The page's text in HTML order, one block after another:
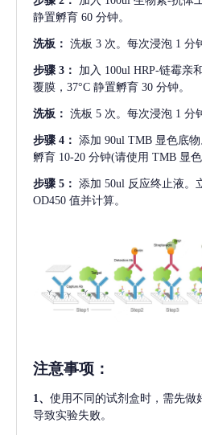
静置孵育 60 分钟。
洗板： 洗板 3 次。每次浸泡 1 分
步骤 3： 加入 100ul HRP-链霉亲
覆膜，37°C 静置孵育 30 分钟。
洗板： 洗板 5 次。每次浸泡 1 分
步骤 4： 添加 90ul TMB 显色底
孵育 10-20 分钟(请使用 TMB 显
步骤 5： 添加 50ul 反应终止液。
OD450 值并计算。
注意事项 ：
1、 使用不同的试剂盒时，需先做
导致实验失败。